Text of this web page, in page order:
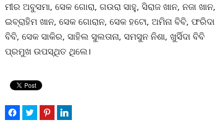
ମୀର ଅବୁସମା, ସେକ ଗୋରା, ଗଉରା ସାହୁ, ସିରାଜ ଖାନ, ନଜା ଖାନ,
ଇବ୍ରାହିମ ଖାନ, ସେକ ଗୋରାନ, ସେକ ହଟୋ, ଅମିନା ବିବି, ଫରିଦା
ବିବି, ସେକ ସାକିର, ସାହିଲ ସୁଲତାନା, ସମସୁନ ନିଶା, ଖୁର୍ସିଦା ବିବି
ପ୍ରମୁଖ ଉପସ୍ଥିତ ଥିଲେ।